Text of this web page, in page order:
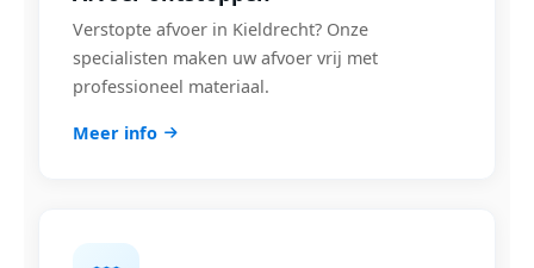
Verstopte afvoer in Kieldrecht? Onze
specialisten maken uw afvoer vrij met
professioneel materiaal.
Meer info